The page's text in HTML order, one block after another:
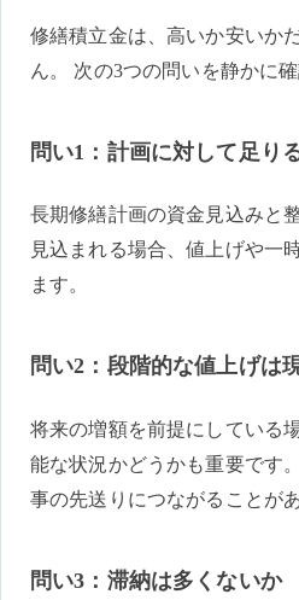
修繕積立金は、高いか安いか
ん。 次の3つの問いを静かに
問い1：計画に対して足り
長期修繕計画の資金見込みと
見込まれる場合、値上げや一
ます。
問い2：段階的な値上げは
将来の増額を前提にしている
能な状況かどうかも重要です
事の先送りにつながることが
問い3：滞納は多くないか